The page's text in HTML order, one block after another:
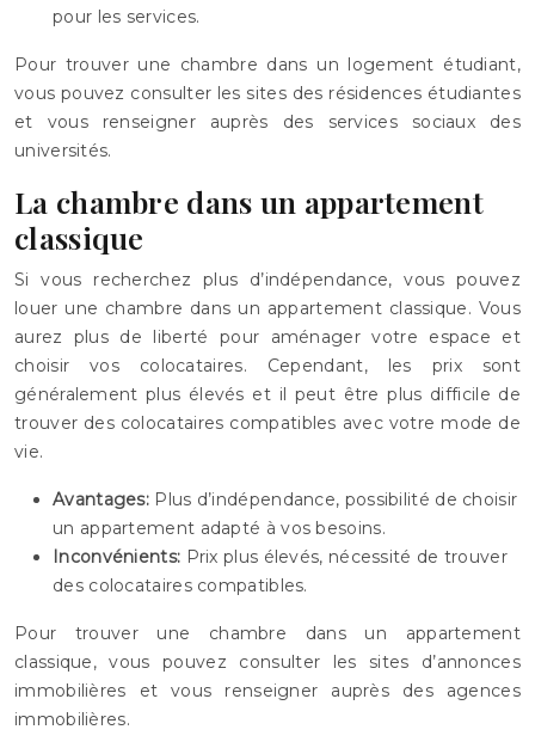
pour les services.
Pour trouver une chambre dans un logement étudiant,
vous pouvez consulter les sites des résidences étudiantes
et vous renseigner auprès des services sociaux des
universités.
La chambre dans un appartement
classique
Si vous recherchez plus d’indépendance, vous pouvez
louer une chambre dans un appartement classique. Vous
aurez plus de liberté pour aménager votre espace et
choisir vos colocataires. Cependant, les prix sont
généralement plus élevés et il peut être plus difficile de
trouver des colocataires compatibles avec votre mode de
vie.
Avantages: Plus d’indépendance, possibilité de choisir
un appartement adapté à vos besoins.
Inconvénients: Prix plus élevés, nécessité de trouver
des colocataires compatibles.
Pour trouver une chambre dans un appartement
classique, vous pouvez consulter les sites d’annonces
immobilières et vous renseigner auprès des agences
immobilières.